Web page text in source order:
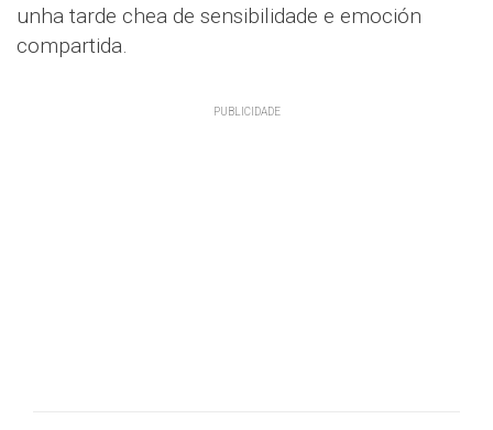
unha tarde chea de sensibilidade e emoción
compartida.